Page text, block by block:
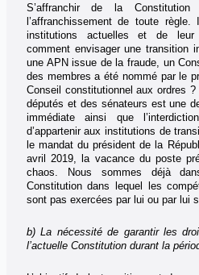
S’affranchir de la
l’affranchissement de toute
institutions actuelles et de leur
comment envisager une transition
une APN issue de la fraude, un
des membres a été nommé par le
Conseil constitutionnel aux ordres
députés et des sénateurs est une
immédiate ainsi que
d’appartenir aux institutions de
le mandat du président de la
avril 2019, la vacance du poste
chaos. Nous sommes déjà
Constitution dans lequel les
sont pas exercées par lui ou par lui
b) La nécessité de garantir les
l’actuelle Constitution durant la